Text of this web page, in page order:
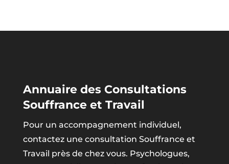
Annuaire des Consultations
Souffrance et Travail
Pour un accompagnement individuel,
contactez une consultation Souffrance et
Travail près de chez vous. Psychologues,